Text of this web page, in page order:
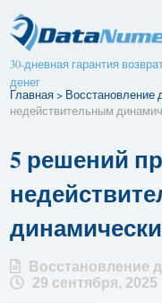
30-дневная гарантия
денег
Главная> Восстановление
недействительным
5 решений
Восстановление
29 сентября, 2025